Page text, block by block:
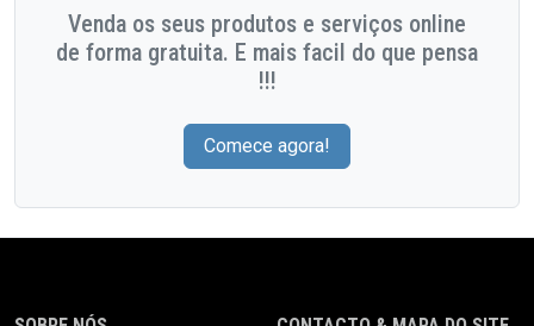
Venda os seus produtos e serviços online
de forma gratuita. E mais facil do que pensa
!!!
Comece agora!